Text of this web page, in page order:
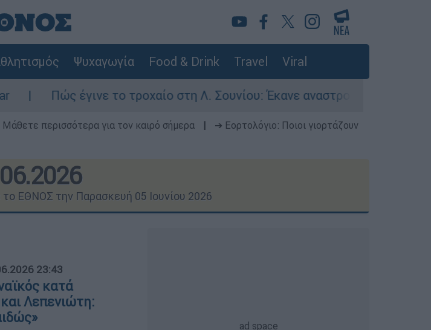
Ψυχαγωγία Food & Drink Travel Viral
το τροχαίο στη Λ. Σουνίου: Έκανε αναστροφή ο οδηγός - Σοβαρά
περισσότερα για τον καιρό σήμερα
➔ Εορτολόγιο: Ποιοι γιορτάζουν
ΕΘΝΟΣ την Παρασκευή 05 Ιουνίου 2026
23:43
κατά
Λεπενιώτη: